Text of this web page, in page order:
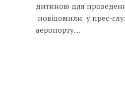
дитиною для
повідомили у прес-
аеропорту…